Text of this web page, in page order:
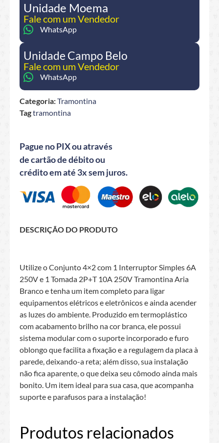
Unidade Moema
Fale com um Vendedor
WhatsApp
Unidade Campo Belo
Fale com um Vendedor
WhatsApp
Categoria:Tramontina
Tagtramontina
Pague no PIX ou através
de cartão de débito ou
crédito em até 3x sem juros.
DESCRIÇÃO DO PRODUTO
Utilize o Conjunto 4×2 com 1 Interruptor Simples 6A
250V e 1 Tomada 2P+T 10A 250V Tramontina Aria
Branco e tenha um item completo para ligar
equipamentos elétricos e eletrônicos e ainda acender
as luzes do ambiente. Produzido em termoplástico
com acabamento brilho na cor branca, ele possui
sistema modular com o suporte incorporado e furo
oblongo que facilita a fixação e a regulagem da placa à
parede, deixando-a reta; além disso, sua instalação
não fica aparente, o que deixa seu cômodo ainda mais
bonito. Um item ideal para sua casa, que acompanha
suporte e parafusos para a instalação!
Produtos relacionados